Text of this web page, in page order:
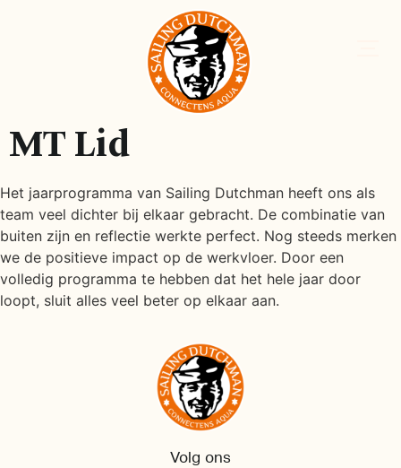
MT Lid
Het jaarprogramma van Sailing Dutchman heeft ons als
team veel dichter bij elkaar gebracht. De combinatie van
buiten zijn en reflectie werkte perfect. Nog steeds merken
we de positieve impact op de werkvloer. Door een
volledig programma te hebben dat het hele jaar door
loopt, sluit alles veel beter op elkaar aan.
Volg ons